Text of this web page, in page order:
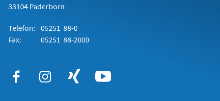
33104 Paderborn
Telefon: 05251 88-0
Fax:
05251 88-2000